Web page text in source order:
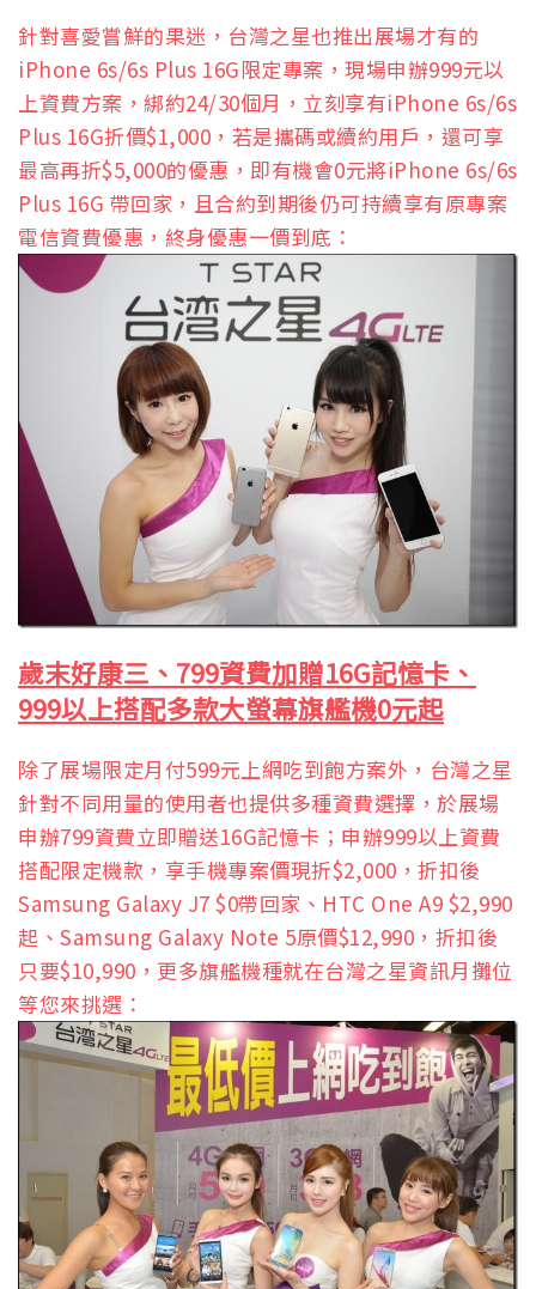
針對喜愛嘗鮮的果迷，台灣之星也推出展場才有的
iPhone 6s/6s Plus 16G限定專案，現場申辦999元以
上資費方案，綁約24/30個月，立刻享有iPhone 6s/6s
Plus 16G折價$1,000，若是攜碼或續約用戶，還可享
最高再折$5,000的優惠，即有機會0元將iPhone 6s/6s
Plus 16G 帶回家，且合約到期後仍可持續享有原專案
電信資費優惠，終身優惠一價到底：
歲末好康三、799資費加贈16G記憶卡 、
999以上搭配多款大螢幕旗艦機0元起
除了展場限定月付599元上網吃到飽方案外，台灣之星
針對不同用量的使用者也提供多種資費選擇，於展場
申辦799資費立即贈送16G記憶卡；申辦999以上資費
搭配限定機款，享手機專案價現折$2,000，折扣後
Samsung Galaxy J7 $0帶回家、HTC One A9 $2,990
起、Samsung Galaxy Note 5原價$12,990，折扣後
只要$10,990，更多旗艦機種就在台灣之星資訊月攤位
等您來挑選：